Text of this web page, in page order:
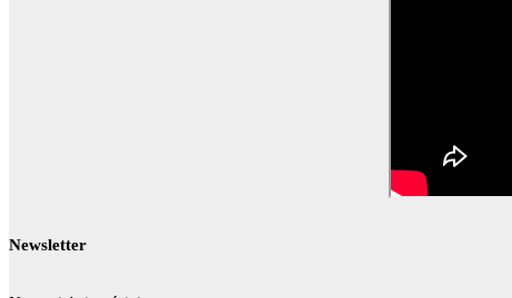
Newsletter